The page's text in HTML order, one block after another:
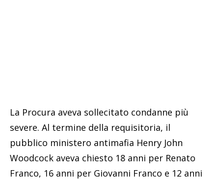
La Procura aveva sollecitato condanne più
severe. Al termine della requisitoria, il
pubblico ministero antimafia Henry John
Woodcock aveva chiesto 18 anni per Renato
Franco, 16 anni per Giovanni Franco e 12 anni